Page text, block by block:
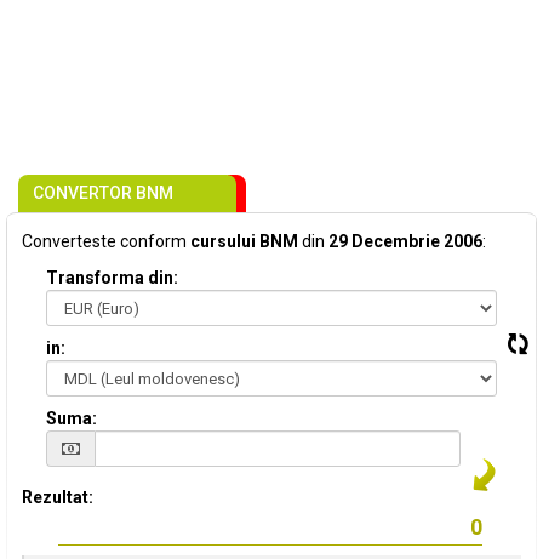
CONVERTOR BNM
Converteste conform cursului BNM din 29 Decembrie 2006:
Transforma din:
in:
Suma:
Rezultat: